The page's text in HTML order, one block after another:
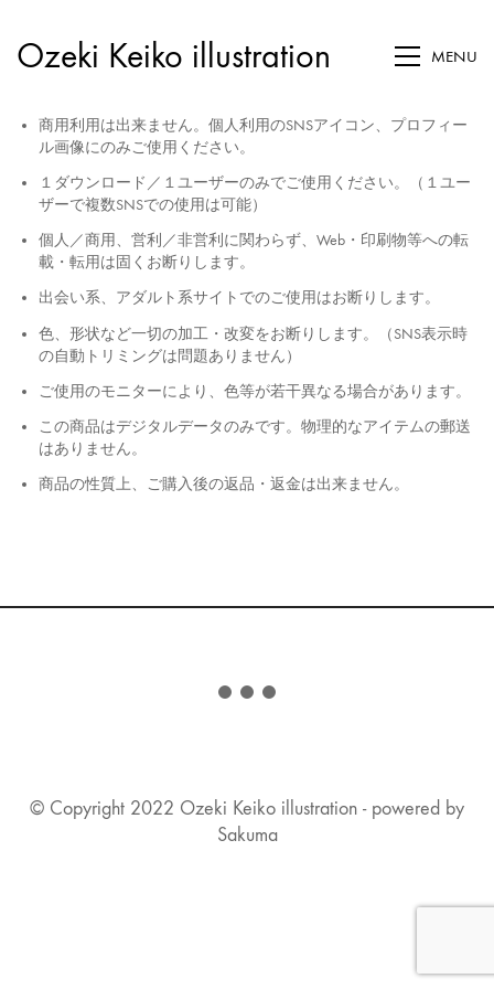
Ozeki Keiko illustration MENU
商用利用は出来ません。個人利用のSNSアイコン、プロフィー
ル画像にのみご使用ください。
１ダウンロード／１ユーザーのみでご使用ください。（１ユー
ザーで複数SNSでの使用は可能）
個人／商用、営利／非営利に関わらず、Web・印刷物等への転
載・転用は固くお断りします。
出会い系、アダルト系サイトでのご使用はお断りします。
色、形状など一切の加工・改変をお断りします。（SNS表示時
の自動トリミングは問題ありません）
ご使用のモニターにより、色等が若干異なる場合があります。
この商品はデジタルデータのみです。物理的なアイテムの郵送
はありません。
商品の性質上、ご購入後の返品・返金は出来ません。
© Copyright 2022 Ozeki Keiko illustration - powered by
Sakuma